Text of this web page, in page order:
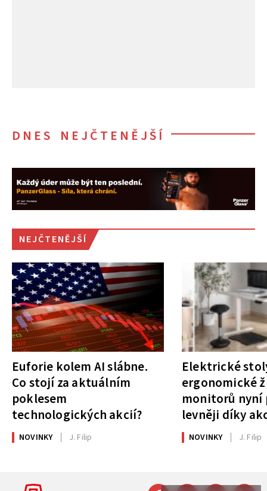
DNES NEJČTENĚJŠÍ
NEJČTENĚJŠÍ
Euforie kolem AI slábne.
Co stojí za aktuálním
poklesem
technologických akcií?
NOVINKY J. Filip
Elektrické
ergonomické
monitorů
levněji díky
NOVINKY J. Filip